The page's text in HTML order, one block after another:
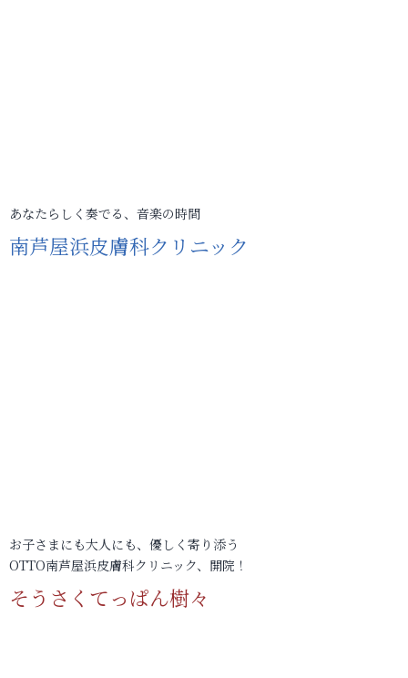
あなたらしく奏でる、音楽の時間
南芦屋浜皮膚科クリニック
お子さまにも大人にも、優しく寄り添う
OTTO南芦屋浜皮膚科クリニック、開院！
そうさくてっぱん樹々